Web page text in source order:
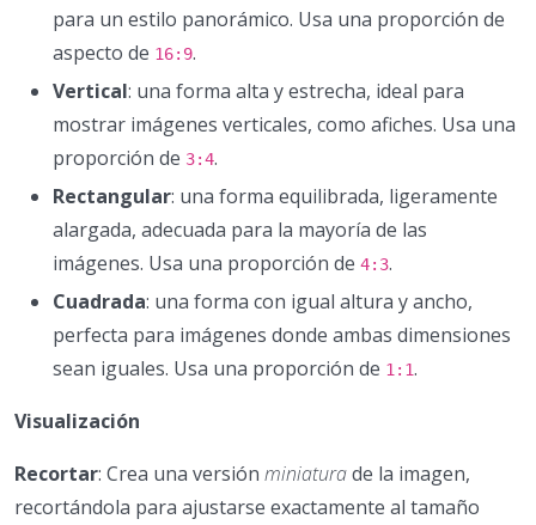
para un estilo panorámico. Usa una proporción de
aspecto de 16:9.
Vertical: una forma alta y estrecha, ideal para
mostrar imágenes verticales, como afiches. Usa una
proporción de 3:4.
Rectangular: una forma equilibrada, ligeramente
alargada, adecuada para la mayoría de las
imágenes. Usa una proporción de 4:3.
Cuadrada: una forma con igual altura y ancho,
perfecta para imágenes donde ambas dimensiones
sean iguales. Usa una proporción de 1:1.
Visualización
Recortar: Crea una versión miniaturade la imagen,
recortándola para ajustarse exactamente al tamaño